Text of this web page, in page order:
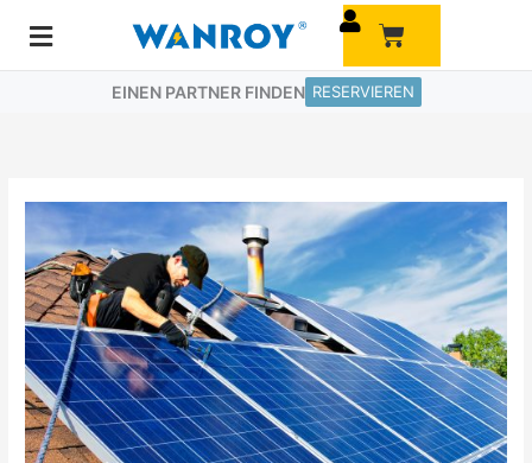
Inhalt
Warenkorb
EINEN PARTNER FINDEN RESERVIEREN